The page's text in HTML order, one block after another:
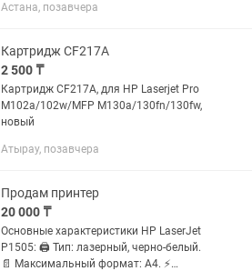
устройстве. ✅ Быстрая и качественная
Астана, позавчера
Картридж CF217A
2 500 ₸
Картридж CF217A, для HP Laserjet Pro
M102a/102w/MFP M130a/130fn/130fw,
новый
Атырау, позавчера
Продам принтер
20 000 ₸
Основные характеристики HP LaserJet
P1505: 🖨️ Тип: лазерный, черно-белый.
📄 Максимальный формат: A4. ⚡